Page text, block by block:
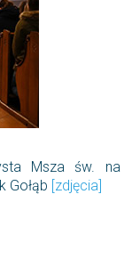
Msza św. na
Gołąb [zdjęcia]